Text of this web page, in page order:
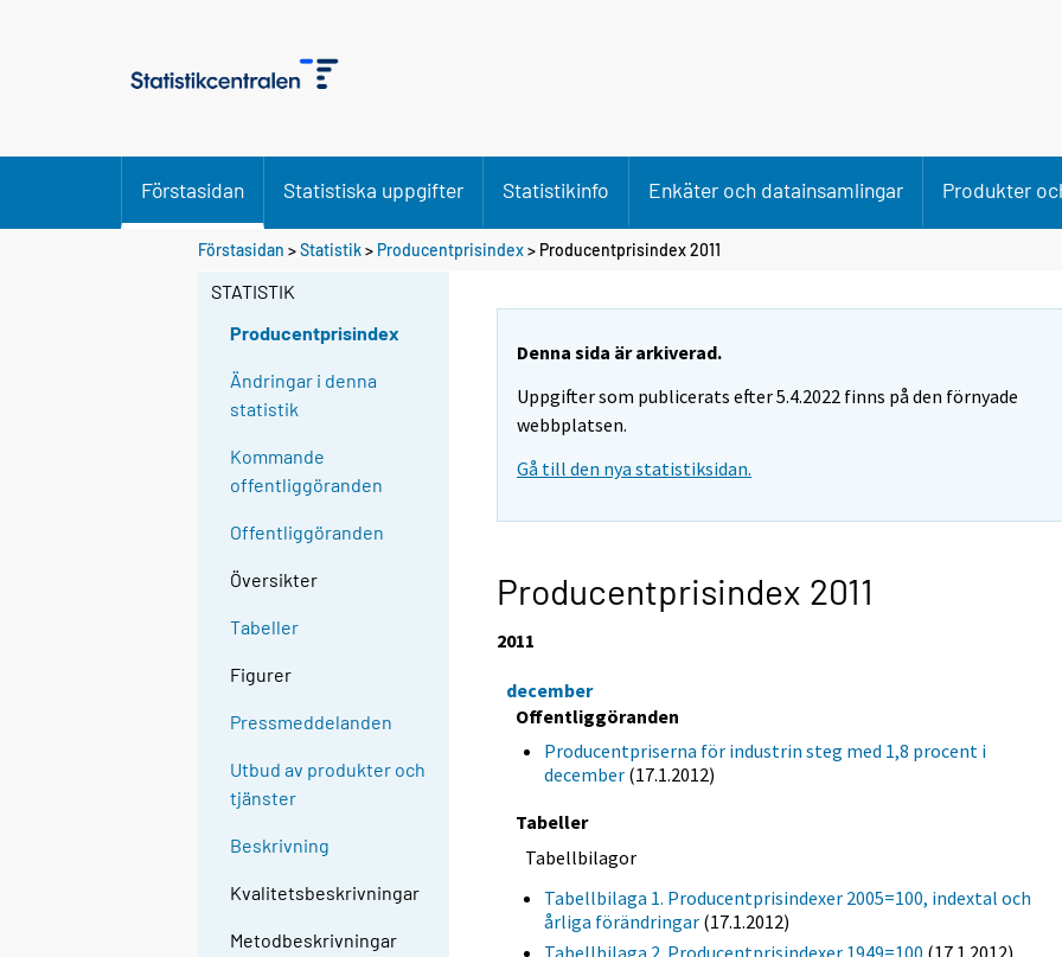
Förstasidan Statistiska uppgifter Statistikinfo Enkäter och datainsamlingar Produkter
Förstasidan >Statistik> Producentprisindex> Producentprisindex 2011
STATISTIK
Producentprisindex
Ändringar i denna
statistik
Kommande
offentliggöranden
Offentliggöranden
Översikter
Tabeller
Figurer
Pressmeddelanden
Utbud av produkter och
tjänster
Beskrivning
Kvalitetsbeskrivningar
Metodbeskrivningar
Denna sida är arkiverad.
Uppgifter som publicerats efter 5.4.2022 finns på den förnyade
webbplatsen.
Gå till den nya statistiksidan.
Producentprisindex 2011
2011
december
Offentliggöranden
Producentpriserna för industrin steg med 1,8 procent i
december (17.1.2012)
Tabeller
Tabellbilagor
Tabellbilaga 1. Producentprisindexer 2005=100, indextal och
årliga förändringar (17.1.2012)
Tabellbilaga 2. Producentprisindexer 1949=100 (17.1.2012)